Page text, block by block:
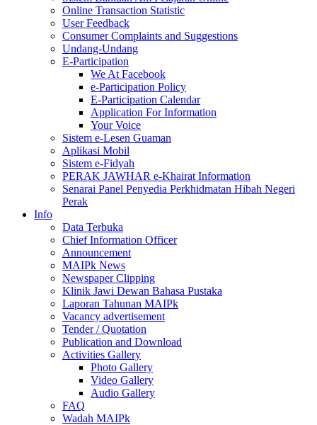
Online Transaction Statistic
User Feedback
Consumer Complaints and Suggestions
Undang-Undang
E-Participation
We At Facebook
e-Participation Policy
E-Participation Calendar
Application For Information
Your Voice
Sistem e-Lesen Guaman
Aplikasi Mobil
Sistem e-Fidyah
PERAK JAWHAR e-Khairat Information
Senarai Panel Penyedia Perkhidmatan Hibah Negeri
Perak
Info
Data Terbuka
Chief Information Officer
Announcement
MAIPk News
Newspaper Clipping
Klinik Jawi Dewan Bahasa Pustaka
Laporan Tahunan MAIPk
Vacancy advertisement
Tender / Quotation
Publication and Download
Activities Gallery
Photo Gallery
Video Gallery
Audio Gallery
FAQ
Wadah MAIPk